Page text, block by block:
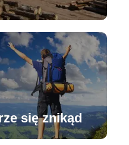
się znikąd